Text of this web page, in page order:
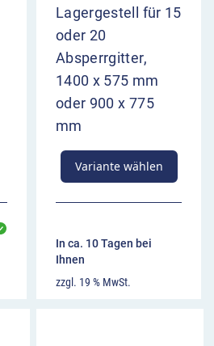
Lagergestell für 15
oder 20
Absperrgitter,
1400 x 575 mm
oder 900 x 775
mm
Variante wählen
In ca. 10 Tagen bei
Ihnen
zzgl. 19 % MwSt.